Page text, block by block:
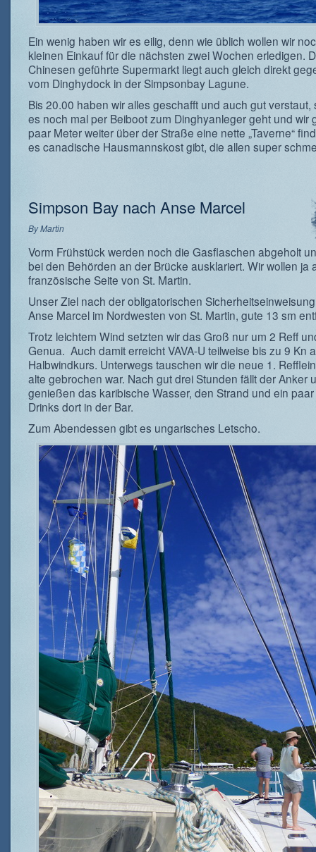
Ein wenig haben wir es eilig, denn wie üblich wollen wir
kleinen Einkauf für die nächsten zwei Wochen erledigen.
Chinesen geführte Supermarkt liegt auch gleich direkt
vom Dinghydock in der Simpsonbay Lagune.
Bis 20.00 haben wir alles geschafft und auch gut verstaut,
es noch mal per Beiboot zum Dinghyanleger geht und wir
paar Meter weiter über der Straße eine nette „Taverne“
es canadische Hausmannskost gibt, die allen super
Simpson Bay nach Anse Marcel
ByMartin
Vorm Frühstück werden noch die Gasflaschen abgeholt
bei den Behörden an der Brücke ausklariert. Wir wollen ja
französische Seite von St. Martin.
Unser Ziel nach der obligatorischen
Anse Marcel im Nordwesten von St. Martin, gute 13 sm
Trotz leichtem Wind setzten wir das Groß nur um 2 Reff
Genua. Auch damit erreicht VAVA-U teilweise bis zu 9 Kn
Halbwindkurs. Unterwegs tauschen wir die neue 1.
alte gebrochen war. Nach gut drei Stunden fällt der Anker
genießen das karibische Wasser, den Strand und ein
Drinks dort in der Bar.
Zum Abendessen gibt es ungarisches Letscho.